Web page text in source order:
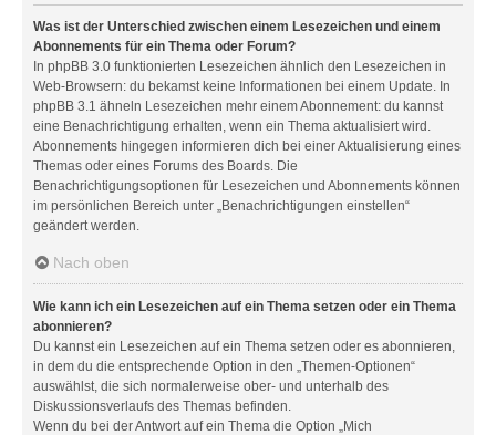
Was ist der Unterschied zwischen einem Lesezeichen und einem
Abonnements für ein Thema oder Forum?
In phpBB 3.0 funktionierten Lesezeichen ähnlich den Lesezeichen in
Web-Browsern: du bekamst keine Informationen bei einem Update. In
phpBB 3.1 ähneln Lesezeichen mehr einem Abonnement: du kannst
eine Benachrichtigung erhalten, wenn ein Thema aktualisiert wird.
Abonnements hingegen informieren dich bei einer Aktualisierung eines
Themas oder eines Forums des Boards. Die
Benachrichtigungsoptionen für Lesezeichen und Abonnements können
im persönlichen Bereich unter „Benachrichtigungen einstellen“
geändert werden.
Nach oben
Wie kann ich ein Lesezeichen auf ein Thema setzen oder ein Thema
abonnieren?
Du kannst ein Lesezeichen auf ein Thema setzen oder es abonnieren,
in dem du die entsprechende Option in den „Themen-Optionen“
auswählst, die sich normalerweise ober- und unterhalb des
Diskussionsverlaufs des Themas befinden.
Wenn du bei der Antwort auf ein Thema die Option „Mich